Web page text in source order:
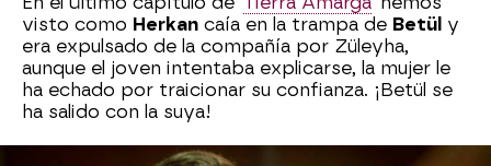
visto como Herkan caía en la trampa de Betül y
era expulsado de la compañía por Züleyha,
aunque el joven intentaba explicarse, la mujer le
ha echado por traicionar su confianza. ¡Betül se
ha salido con la suya!